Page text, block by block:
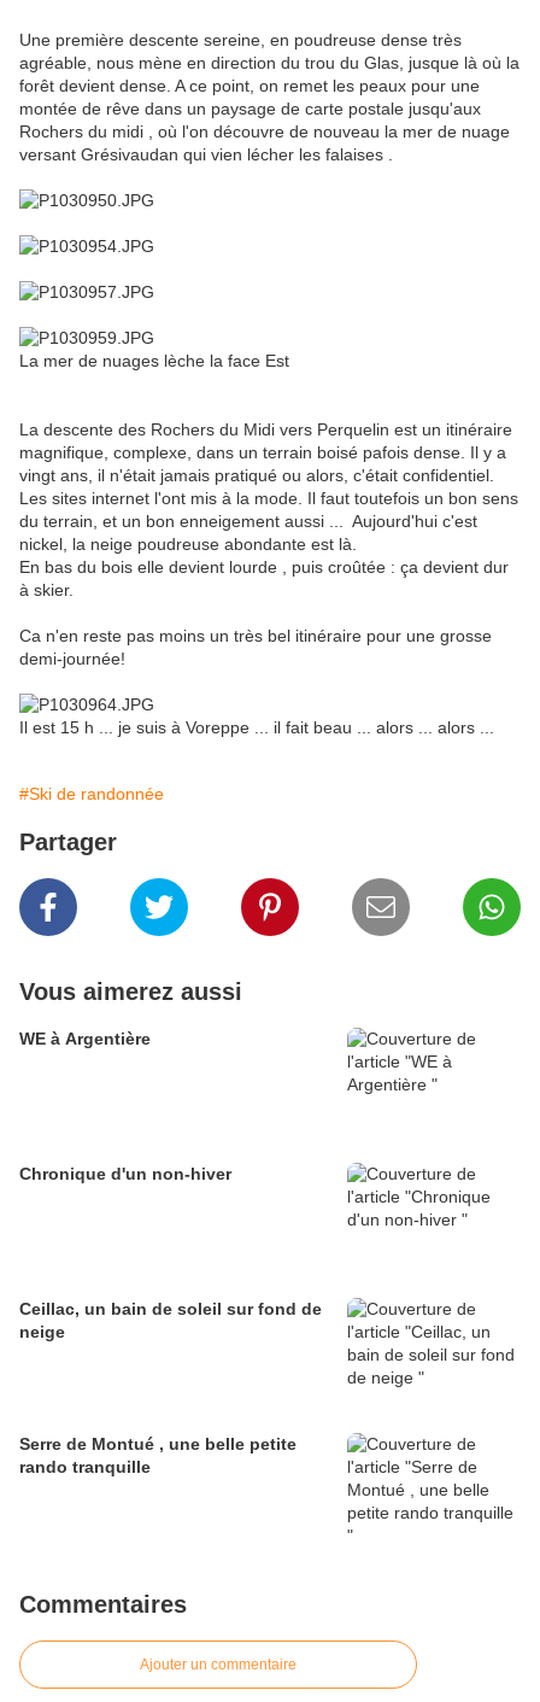
Une première descente sereine, en poudreuse dense très
agréable, nous mène en direction du trou du Glas, jusque là où la
forêt devient dense. A ce point, on remet les peaux pour une
montée de rêve dans un paysage de carte postale jusqu'aux
Rochers du midi , où l'on découvre de nouveau la mer de nuage
versant Grésivaudan qui vien lécher les falaises .
La mer de nuages lèche la face Est
La descente des Rochers du Midi vers Perquelin est un itinéraire
magnifique, complexe, dans un terrain boisé pafois dense. Il y a
vingt ans, il n'était jamais pratiqué ou alors, c'était confidentiel.
Les sites internet l'ont mis à la mode. Il faut toutefois un bon sens
du terrain, et un bon enneigement aussi ... Aujourd'hui c'est
nickel, la neige poudreuse abondante est là.
En bas du bois elle devient lourde , puis croûtée : ça devient dur
à skier.
Ca n'en reste pas moins un très bel itinéraire pour une grosse
demi-journée!
Il est 15 h ... je suis à Voreppe ... il fait beau ... alors ... alors ...
#Ski de randonnée
Partager
Vous aimerez aussi
WE à Argentière
Chronique d'un non-hiver
Ceillac, un bain de soleil sur fond de
neige
Serre de Montué , une belle petite
rando tranquille
Commentaires
Ajouter un commentaire